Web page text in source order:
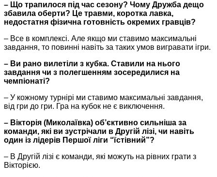
– Що трапилося під час сезону? Чому Дружба дещо
збавила оберти? Це травми, коротка лавка,
недостатня фізична готовність окремих гравців?
– Все в комплексі. Але якщо ми ставимо максимальні
завдання, то повинні навіть за таких умов вигравати ігри.
– Ви рано вилетіли з кубка. Ставили на нього
завдання чи з полегшенням зосередилися на
чемпіонаті?
– У кожному турнірі ми ставимо максимальні завдання,
від гри до гри. Гра на кубок не є виключення.
– Вікторія (Миколаївка) об’єктивно сильніша за
команди, які ви зустрічали в Другій лізі, чи навіть
один із лідерів Першої ліги “їстівний”?
– В Другій лізі є команди, які можуть на рівних грати з
Вікторією.